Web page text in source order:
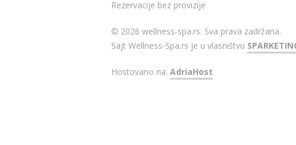
Rezervacije bez provizije
© 2026 wellness-spa.rs. Sva prava zadržana.
Sajt Wellness-Spa.rs je u vlasništvu
Hostovano na: AdriaHost